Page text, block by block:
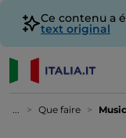
Ce contenu a
text original
... Que faire